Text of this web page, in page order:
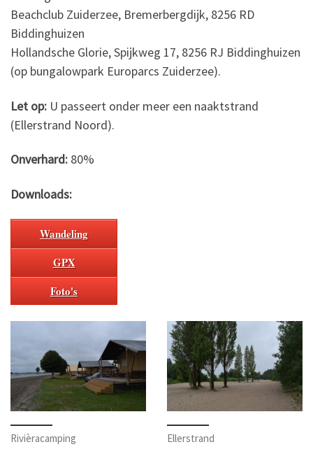
Beachclub Zuiderzee, Bremerbergdijk, 8256 RD
Biddinghuizen
Hollandsche Glorie, Spijkweg 17, 8256 RJ Biddinghuizen
(op bungalowpark Europarcs Zuiderzee).
Let op: U passeert onder meer een naaktstrand
(Ellerstrand Noord).
Onverhard: 80%
Downloads:
Wandeling
GPX
Foto's
Rivièracamping Ellerstrand